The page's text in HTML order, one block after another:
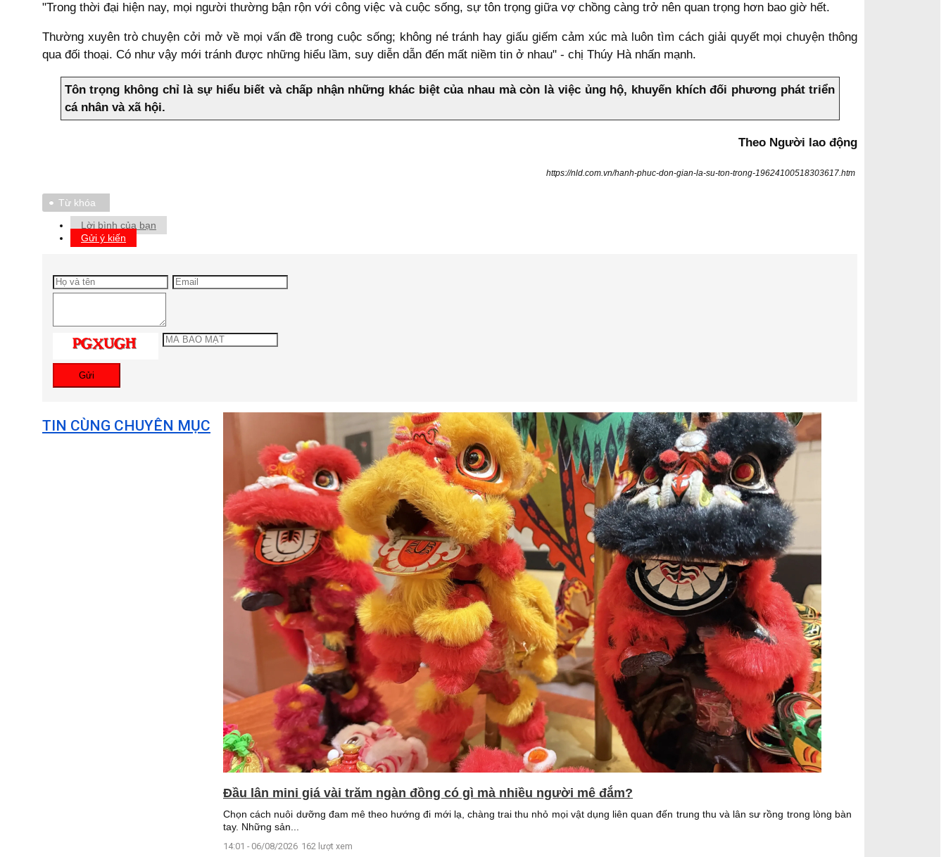
"Trong thời đại hiện nay, mọi người thường bận rộn với công việc và cuộc sống, sự tôn trọng giữa vợ chồng càng trở nên quan trọng hơn bao giờ hết.
Thường xuyên trò chuyện cởi mở về mọi vấn đề trong cuộc sống; không né tránh hay giấu giếm cảm xúc mà luôn tìm cách giải quyết mọi chuyện thông
qua đối thoại. Có như vậy mới tránh được những hiểu lầm, suy diễn dẫn đến mất niềm tin ở nhau" - chị Thúy Hà nhấn mạnh.
Tôn trọng không chỉ là sự hiểu biết và chấp nhận những khác biệt của nhau mà còn là việc ủng hộ, khuyến khích đối phương phát triển
cá nhân và xã hội.
Theo Người lao động
https://nld.com.vn/hanh-phuc-don-gian-la-su-ton-trong-19624100518303617.htm
Từ khóa
Lời bình của bạn
Gửi ý kiến
Gửi
TIN CÙNG CHUYÊN MỤC
Đầu lân mini giá vài trăm ngàn đồng có gì mà nhiều người mê đắm?
Chọn cách nuôi dưỡng đam mê theo hướng đi mới lạ, chàng trai thu nhỏ mọi vật dụng liên quan đến trung thu và lân sư rồng trong lòng bàn
tay. Những sản...
14:01 - 06/08/2026 162 lượt xem